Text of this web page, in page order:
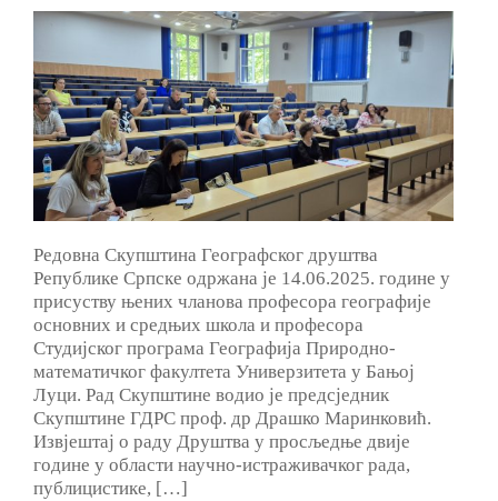
Редовна Скупштина Географског друштва
Републике Српске одржана је 14.06.2025. године у
присуству њених чланова професора географије
основних и средњих школа и професора
Студијског програма Географија Природно-
математичког факултета Универзитета у Бањој
Луци. Рад Скупштине водио је предсједник
Скупштине ГДРС проф. др Драшко Маринковић.
Извјештај о раду Друштва у просљедње двије
године у области научно-истраживачког рада,
публицистике, […]